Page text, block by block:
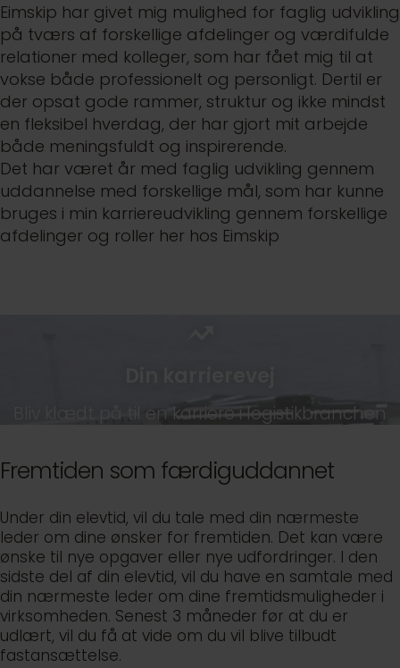
Eimskip har givet mig mulighed for faglig udvikling
på tværs af forskellige afdelinger og værdifulde
relationer med kolleger, som har fået mig til at
vokse både professionelt og personligt. Dertil er
der opsat gode rammer, struktur og ikke mindst
en fleksibel hverdag, der har gjort mit arbejde
både meningsfuldt og inspirerende.
Det har været år med faglig udvikling gennem
uddannelse med forskellige mål, som har kunne
bruges i min karriereudvikling gennem forskellige
afdelinger og roller her hos Eimskip
Bliv klædt på til en karriere i logistikbranchen
Fremtiden som færdiguddannet
Under din elevtid, vil du tale med din nærmeste
leder om dine ønsker for fremtiden. Det kan være
ønske til nye opgaver eller nye udfordringer. I den
sidste del af din elevtid, vil du have en samtale med
din nærmeste leder om dine fremtidsmuligheder i
virksomheden. Senest 3 måneder før at du er
udlært, vil du få at vide om du vil blive tilbudt
fastansættelse.